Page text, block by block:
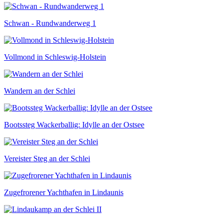
Schwan - Rundwanderweg 1
Vollmond in Schleswig-Holstein
Wandern an der Schlei
Bootssteg Wackerballig: Idylle an der Ostsee
Vereister Steg an der Schlei
Zugefrorener Yachthafen in Lindaunis